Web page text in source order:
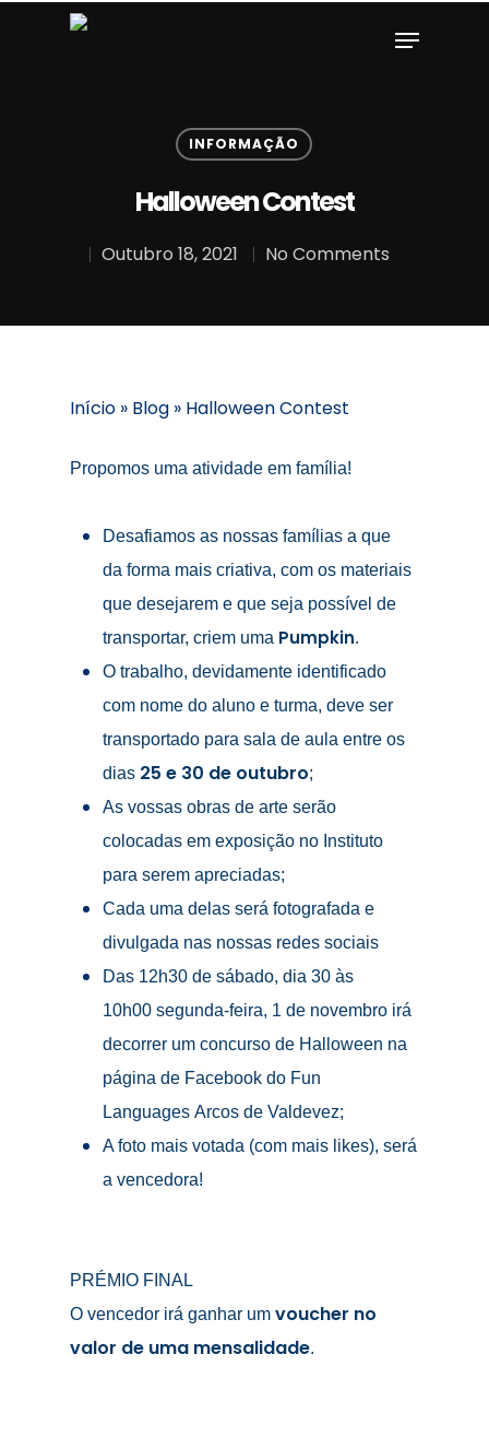
see postaaaimitation
Hit enter to search or ESC to close
INFORMAÇÃO
Halloween Contest
Outubro 18, 2021 No Comments
Início » Blog » Halloween Contest
Propomos uma atividade em família!
Desafiamos as nossas famílias a que
da forma mais criativa, com os materiais
que desejarem e que seja possível de
transportar, criem uma Pumpkin.
O trabalho, devidamente identificado
com nome do aluno e turma, deve ser
transportado para sala de aula entre os
dias 25 e 30 de outubro;
As vossas obras de arte serão
colocadas em exposição no Instituto
para serem apreciadas;
Cada uma delas será fotografada e
divulgada nas nossas redes sociais
Das 12h30 de sábado, dia 30 às
10h00 segunda-feira, 1 de novembro irá
decorrer um concurso de Halloween na
página de Facebook do Fun
Languages Arcos de Valdevez;
A foto mais votada (com mais likes), será
a vencedora!
PRÉMIO FINAL
O vencedor irá ganhar um voucher no
valor de uma mensalidade.